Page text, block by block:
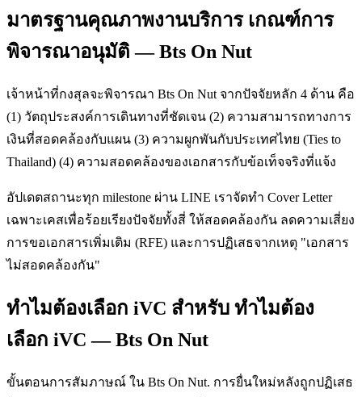
มาตรฐานคุณภาพงานบริการ เกณฑ์การ
พิจารณาอนุมัติ — Bts On Nut
เจ้าหน้าที่กงสุลจะพิจารณา Bts On Nut จากปัจจัยหลัก 4 ด้าน คือ
(1) วัตถุประสงค์การเดินทางที่ชัดเจน (2) ความสามารถทางการ
เงินที่สอดคล้องกับแผน (3) ความผูกพันกับประเทศไทย (Ties to
Thailand) (4) ความสอดคล้องของเอกสารกับข้อเท็จจริงที่แจ้ง
อัปเดตสถานะทุก milestone ผ่าน LINE เราจัดทำ Cover Letter
เฉพาะเคสเพื่อร้อยเรียงปัจจัยทั้งสี่ ให้สอดคล้องกัน ลดความเสี่ยง
การขอเอกสารเพิ่มเติม (RFE) และการปฏิเสธจากเหตุ "เอกสาร
ไม่สอดคล้องกัน"
ทำไมต้องเลือก iVC สำหรับ ทำไมต้อง
เลือก iVC — Bts On Nut
ขั้นตอนการสัมภาษณ์ ใน Bts On Nut. การยื่นใหม่หลังถูกปฏิเสธ